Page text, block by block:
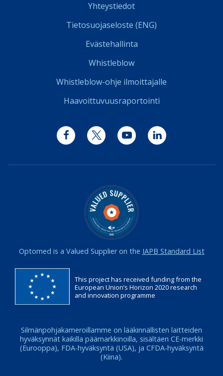
Yhteystiedot
Tietosuojaseloste (ENG)
Evästehallinta
Whistleblow
Whistleblow-ohje ilmoittajalle
Haavoittuvuusraportointi
FacebookTwitter YouTube LinkedIn
Optomed is a Valued Supplier on the IAPB Standard List
This project has received funding from the
European Union’s Horizon 2020 research
and innovation programme
Silmänpohjakameroillamme on lääkinnällisten laitteiden
hyväksynnät kaikilla päämarkkinoilla, sisältäen CE-merkki
(Eurooppa), FDA-hyväksyntä (USA), ja CFDA-hyväksyntä
(Kiina).